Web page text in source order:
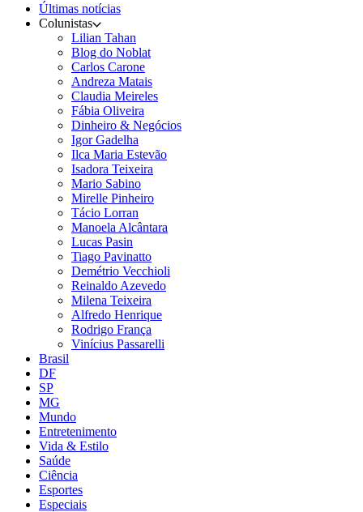
Últimas notícias
Colunistas
Lilian Tahan
Blog do Noblat
Carlos Carone
Andreza Matais
Claudia Meireles
Fábia Oliveira
Dinheiro & Negócios
Igor Gadelha
Ilca Maria Estevão
Isadora Teixeira
Mario Sabino
Mirelle Pinheiro
Tácio Lorran
Manoela Alcântara
Lucas Pasin
Tiago Pavinatto
Demétrio Vecchioli
Reinaldo Azevedo
Milena Teixeira
Alfredo Henrique
Rodrigo França
Vinícius Passarelli
Brasil
DF
SP
MG
Mundo
Entretenimento
Vida & Estilo
Saúde
Ciência
Esportes
Especiais